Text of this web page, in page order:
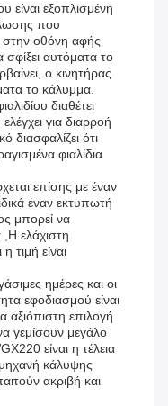
είναι εξοπλισμένη
που
οθόνη αφής
αυτόματα το
ο κινητήρας
το κάλυμμα.
διαθέτει
για διαρροή
διασφαλίζει ότι
φιαλίδια
επίσης με έναν
έναν εκτυπωτή
μπορεί να
ελάχιστη
τιμή είναι
ημέρες και οι
εφοδιασμού είναι
αξιόπιστη επιλογή
γεμίσουν μεγάλο
είναι η τέλεια
κάλυψης
ακριβή και